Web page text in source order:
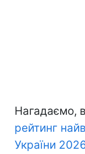
Нагадаємо,
рейтинг
України